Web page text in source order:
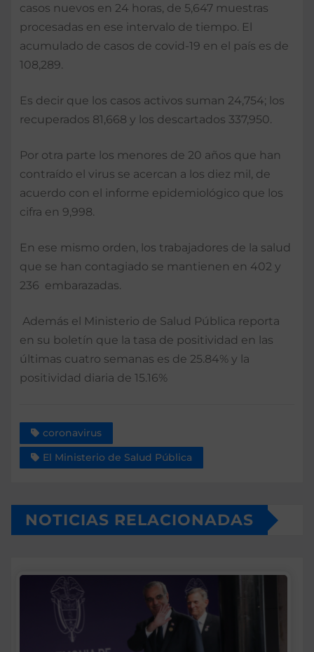
casos nuevos en 24 horas, de 5,647 muestras
procesadas en ese intervalo de tiempo. El
acumulado de casos de covid-19 en el país es de
108,289.
Es decir que los casos activos suman 24,754; los
recuperados 81,668 y los descartados 337,950.
Por otra parte los menores de 20 años que han
contraído el virus se acercan a los diez mil, de
acuerdo con el informe epidemiológico que los
cifra en 9,998.
En ese mismo orden, los trabajadores de la salud
que se han contagiado se mantienen en 402 y
236 embarazadas.
Además el Ministerio de Salud Pública reporta
en su boletín que la tasa de positividad en las
últimas cuatro semanas es de 25.84% y la
positividad diaria de 15.16%
coronavirus
El Ministerio de Salud Pública
NOTICIAS RELACIONADAS